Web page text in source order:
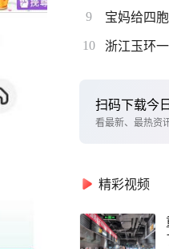
9 宝妈给四
10 浙江玉环
扫码下载今
看最新、最热资
精彩视频